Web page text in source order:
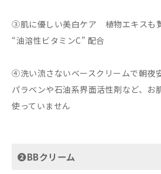
③肌に優しい美白ケア 植物エキスも贅
“油溶性ビタミンC” 配合
④洗い流さないベースクリームで朝夜
パラベンや石油系界面活性剤など、お
使っていません
➋BBクリーム